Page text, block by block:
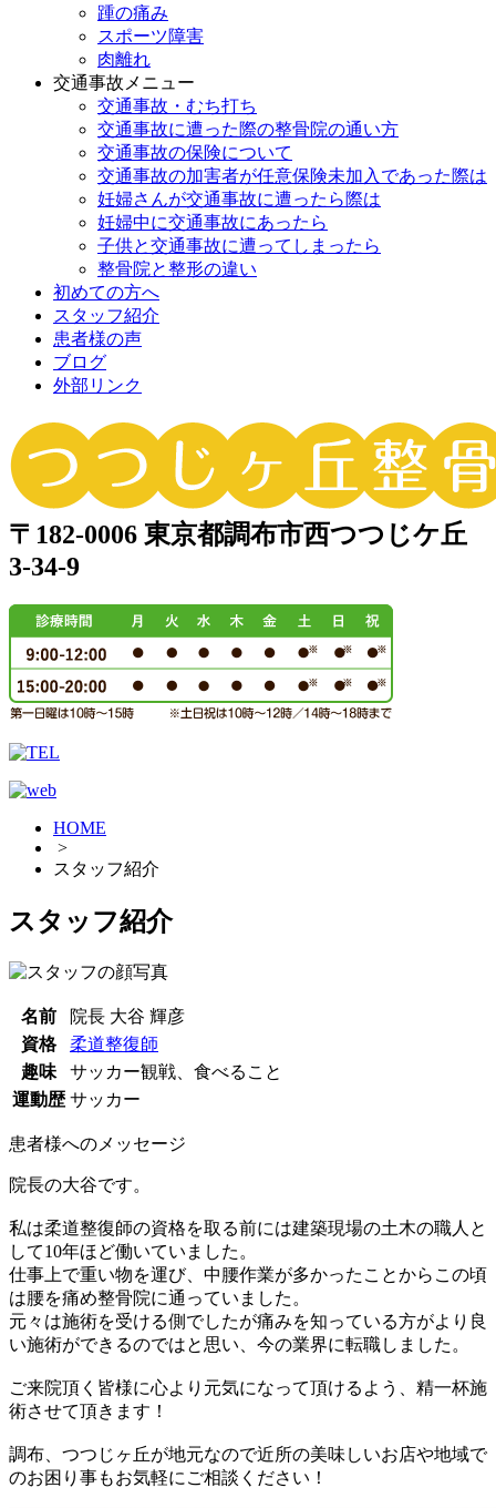
踵の痛み
スポーツ障害
肉離れ
交通事故メニュー
交通事故・むち打ち
交通事故に遭った際の整骨院の通い方
交通事故の保険について
交通事故の加害者が任意保険未加入であった際は
妊婦さんが交通事故に遭ったら際は
妊婦中に交通事故にあったら
子供と交通事故に遭ってしまったら
整骨院と整形の違い
初めての方へ
スタッフ紹介
患者様の声
ブログ
外部リンク
〒182-0006 東京都調布市西つつじケ丘
3-34-9
HOME
>
スタッフ紹介
スタッフ紹介
名前
院長 大谷 輝彦
資格
柔道整復師
趣味
サッカー観戦、食べること
運動歴 サッカー
患者様へのメッセージ
院長の大谷です。
私は柔道整復師の資格を取る前には建築現場の土木の職人と
して10年ほど働いていました。
仕事上で重い物を運び、中腰作業が多かったことからこの頃
は腰を痛め整骨院に通っていました。
元々は施術を受ける側でしたが痛みを知っている方がより良
い施術ができるのではと思い、今の業界に転職しました。
ご来院頂く皆様に心より元気になって頂けるよう、精一杯施
術させて頂きます！
調布、つつじヶ丘が地元なので近所の美味しいお店や地域で
のお困り事もお気軽にご相談ください！